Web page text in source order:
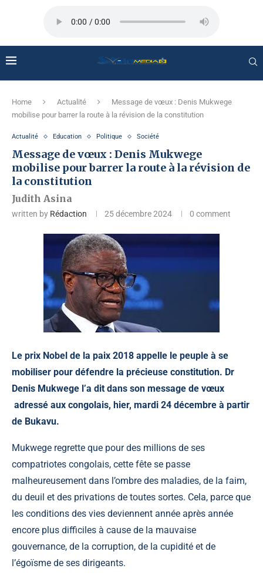
Home Actualité
Message de vœux : Denis Mukwege
mobilise pour barrer la route à la révision de la constitution
Actualité Education Politique Société
Message de vœux : Denis Mukwege
mobilise pour barrer la route à la révision de
la constitution
Judith Asina
written by Rédaction 25 décembre 2024 0 comment
Le prix Nobel de la paix 2018 appelle le peuple à se
mobiliser pour défendre la précieuse constitution. Dr
Denis Mukwege l’a dit dans son message de vœux
adressé aux congolais, hier, mardi 24 décembre à partir
de Bukavu.
Mukwege regrette que pour des millions de ses
compatriotes congolais, cette fête se passe
malheureusement dans l’ombre des maladies, de la faim,
du deuil et des privations de toutes sortes. Cela, parce que
les conditions des vies deviennent année après année
encore plus difficiles à cause de la mauvaise
gouvernance, de la corruption, de la cupidité et de
l’égoïsme de ses dirigeants.